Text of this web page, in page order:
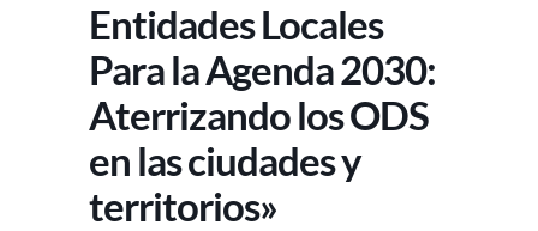
Entidades Locales
Para la Agenda 2030:
Aterrizando los ODS
en las ciudades y
territorios»